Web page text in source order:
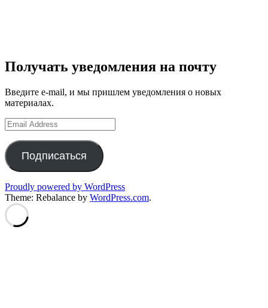
Получать уведомления на почту
Введите e-mail, и мы пришлем уведомления о новых
материалах.
Email
Address
Подписаться
Proudly powered by WordPress
Theme: Rebalance by WordPress.com.